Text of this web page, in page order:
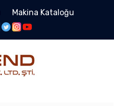
Makina Kataloğu